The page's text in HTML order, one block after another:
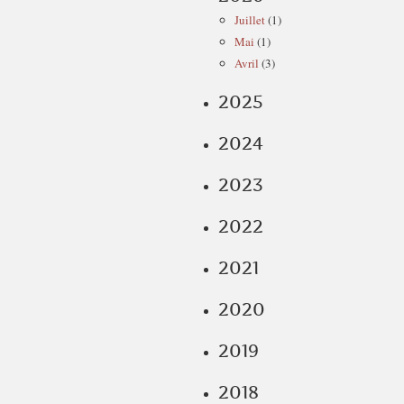
Juillet(1)
Mai (1)
Avril (3)
2025
2024
2023
2022
2021
2020
2019
2018